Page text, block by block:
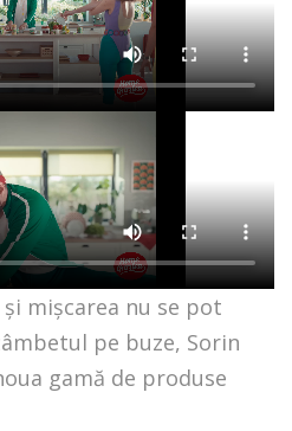
mișcarea nu se pot
pe buze, Sorin
gamă de produse